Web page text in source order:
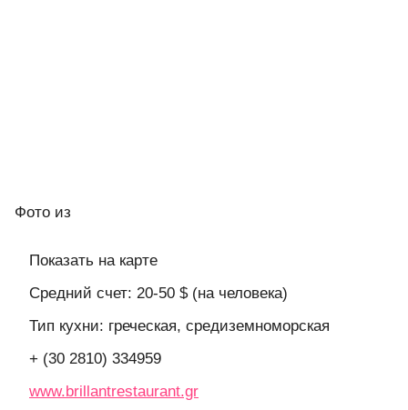
Фото из
Показать на карте
Средний счет: 20-50 $ (на человека)
Тип кухни: греческая, средиземноморская
+ (30 2810) 334959
www.brillantrestaurant.gr